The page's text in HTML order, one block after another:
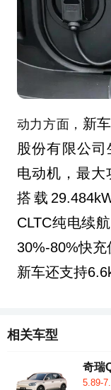
动力方面， 新
股份有限公司
电动机，最大
搭载
CLTC纯电续
30%-80%快充
新车还支持
相关车型
奇瑞
5.89-